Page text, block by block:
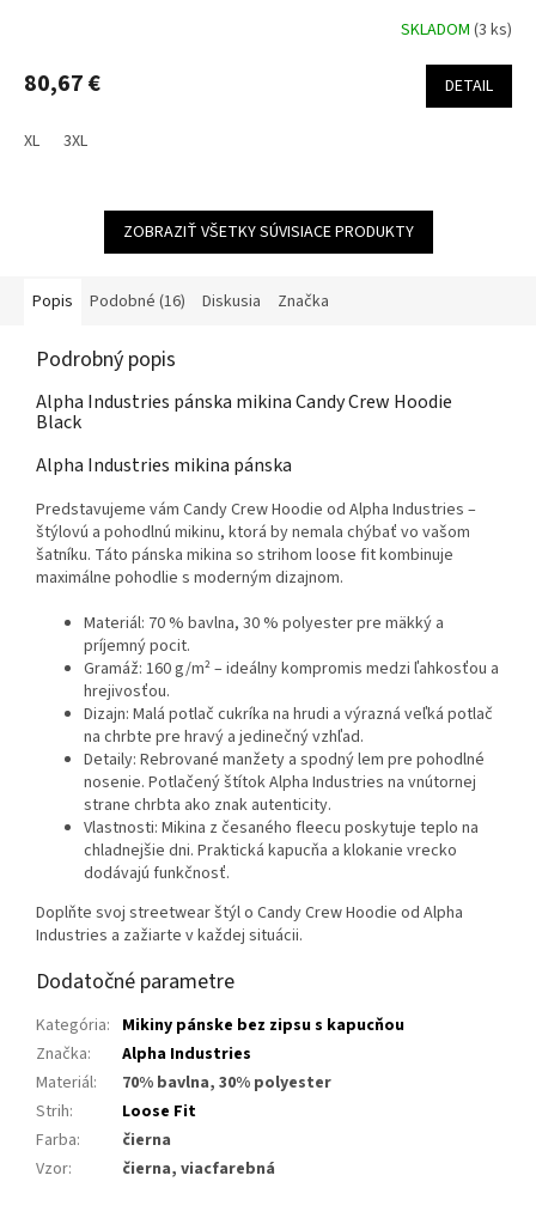
SKLADOM (3 ks)
80,67 € DETAIL
XL 3XL
ZOBRAZIŤ VŠETKY SÚVISIACE PRODUKTY
Popis Podobné (16) Diskusia Značka
Podrobný popis
Alpha Industries pánska mikina Candy Crew Hoodie
Black
Alpha Industries mikina pánska
Predstavujeme vám Candy Crew Hoodie od Alpha Industries –
štýlovú a pohodlnú mikinu, ktorá by nemala chýbať vo vašom
šatníku. Táto pánska mikina so strihom loose fit kombinuje
maximálne pohodlie s moderným dizajnom.
Materiál: 70 % bavlna, 30 % polyester pre mäkký a
príjemný pocit.
Gramáž: 160 g/m² – ideálny kompromis medzi ľahkosťou a
hrejivosťou.
Dizajn: Malá potlač cukríka na hrudi a výrazná veľká potlač
na chrbte pre hravý a jedinečný vzhľad.
Detaily: Rebrované manžety a spodný lem pre pohodlné
nosenie. Potlačený štítok Alpha Industries na vnútornej
strane chrbta ako znak autenticity.
Vlastnosti: Mikina z česaného fleecu poskytuje teplo na
chladnejšie dni. Praktická kapucňa a klokanie vrecko
dodávajú funkčnosť.
Doplňte svoj streetwear štýl o Candy Crew Hoodie od Alpha
Industries a zažiarte v každej situácii.
Dodatočné parametre
Kategória: Mikiny pánske bez zipsu s kapucňou
Značka:
Alpha Industries
Materiál:
70% bavlna, 30% polyester
Strih:
Loose Fit
Farba:
čierna
Vzor: čierna, viacfarebná